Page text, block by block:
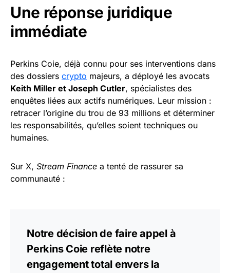
Une réponse juridique
immédiate
Perkins Coie, déjà connu pour ses interventions dans
des dossiers crypto majeurs, a déployé les avocats
Keith Miller et Joseph Cutler, spécialistes des
enquêtes liées aux actifs numériques. Leur mission :
retracer l’origine du trou de 93 millions et déterminer
les responsabilités, qu’elles soient techniques ou
humaines.
Sur X, Stream Finance a tenté de rassurer sa
communauté :
Notre décision de faire appel à
Perkins Coie reflète notre
engagement total envers la